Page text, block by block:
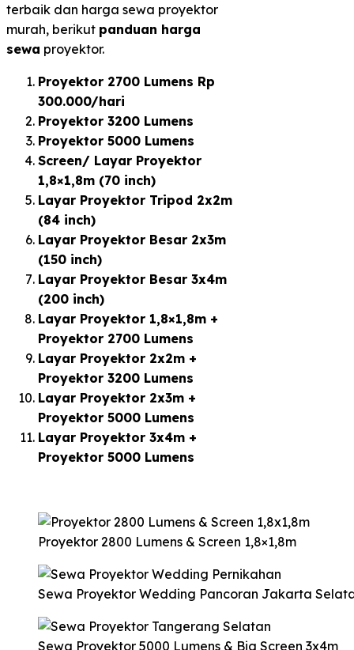
terbaik dan harga sewa proyektor
murah, berikut panduan harga
sewa proyektor.
Proyektor 2700 Lumens Rp
300.000/hari
Proyektor 3200 Lumens
Proyektor 5000 Lumens
Screen/ Layar Proyektor
1,8×1,8m (70 inch)
Layar Proyektor Tripod 2x2m
(84 inch)
Layar Proyektor Besar 2x3m
(150 inch)
Layar Proyektor Besar 3x4m
(200 inch)
Layar Proyektor 1,8×1,8m +
Proyektor 2700 Lumens
Layar Proyektor 2x2m +
Proyektor 3200 Lumens
Layar Proyektor 2x3m +
Proyektor 5000 Lumens
Layar Proyektor 3x4m +
Proyektor 5000 Lumens
Proyektor 2800 Lumens & Screen 1,8×1,8m
Sewa Proyektor Wedding Pancoran Jakarta
Sewa Proyektor 5000 Lumens & Big Screen 3x4m